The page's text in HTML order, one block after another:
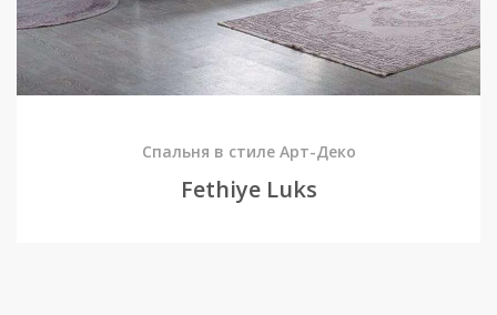
Спальня в стиле Арт-Деко
Fethiye Luks